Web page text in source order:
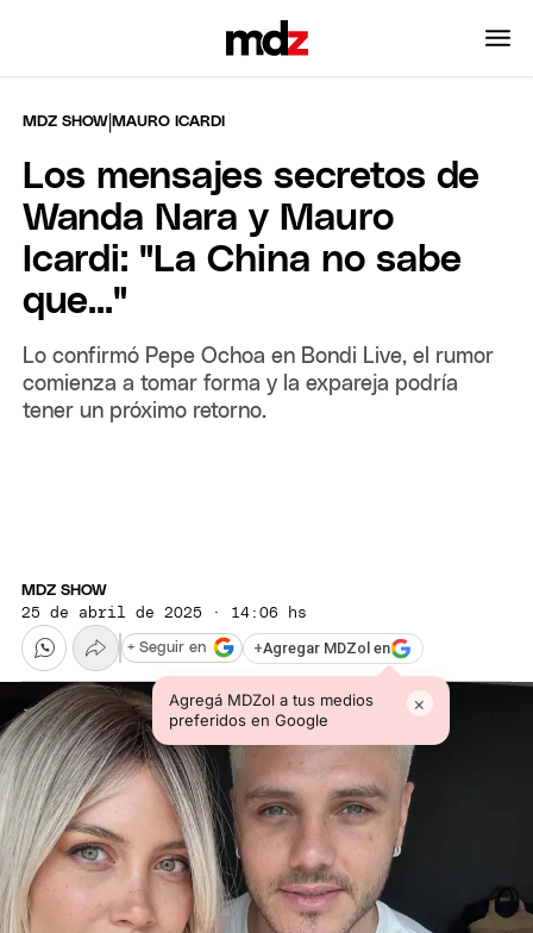
MDZ SHOW |MAURO ICARDI
Los mensajes secretos de
Wanda Nara y Mauro
Icardi: "La China no sabe
que..."
Lo confirmó Pepe Ochoa en Bondi Live, el rumor
comienza a tomar forma y la expareja podría
tener un próximo retorno.
MDZ SHOW
25 de abril de 2025 · 14:06 hs
+Agregar MDZol en
Agregá MDZol a tus medios
preferidos en Google
×
+ Seguir en